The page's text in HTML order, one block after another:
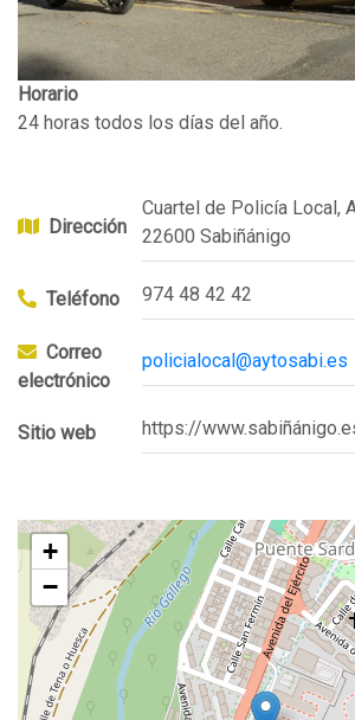
Horario
24 horas todos los días del año.
Dirección
Cuartel de Policía Local,
22600 Sabiñánigo
Teléfono 974 48 42 42
Correo
electrónico
policialocal@aytosabi.es
Sitio web https://
+
−